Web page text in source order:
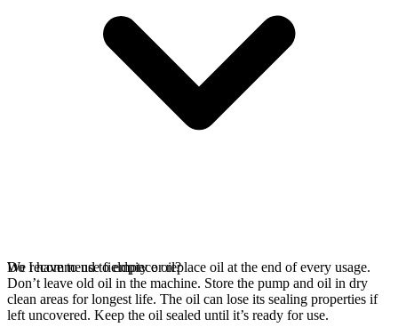
We recommend to empty or replace oil at the end of every usage.
Don’t leave old oil in the machine. Store the pump and oil in dry
clean areas for longest life. The oil can lose its sealing properties if
left uncovered. Keep the oil sealed until it’s ready for use.
Do I have to use fieldpiece oil?